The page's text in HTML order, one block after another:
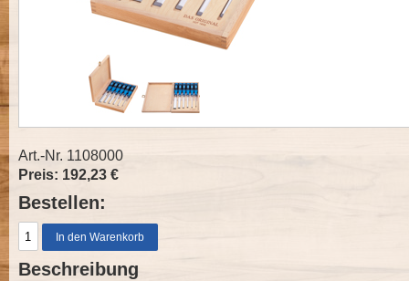
Art.-Nr. 1108000
Preis: 192,23 €
Bestellen:
Beschreibung